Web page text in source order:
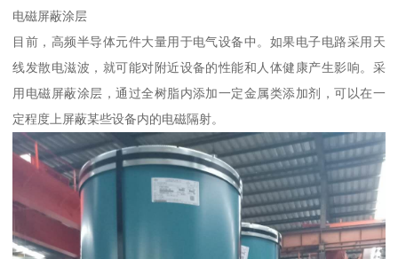
电磁屏蔽涂层
目前，高频半导体元件大量用于电气设备中。如果电子电路采用天
线发散电滋波，就可能对附近设备的性能和人体健康产生影响。采
用电磁屏蔽涂层，通过全树脂内添加一定金属类添加剂，可以在一
定程度上屏蔽某些设备内的电磁隔射。